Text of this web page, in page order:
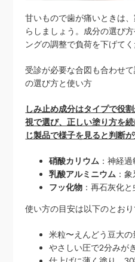
甘いもので歯が痛いときは
らしましょう。成分の選び
ングの調整で負荷を下げてく
受診が必要な合図も合わせ
の選び方と使い方
しみ止め成分はタイプで役
視で選び、正しい塗り方を
じ製品で様子を見ると判断が
硝酸カリウム ：神経
乳酸アルミニウム ：
フッ化物 ：再石灰化
使い方の目安は以下のとおり
米粒〜えんどう豆大の
やさしい圧で2分みがき